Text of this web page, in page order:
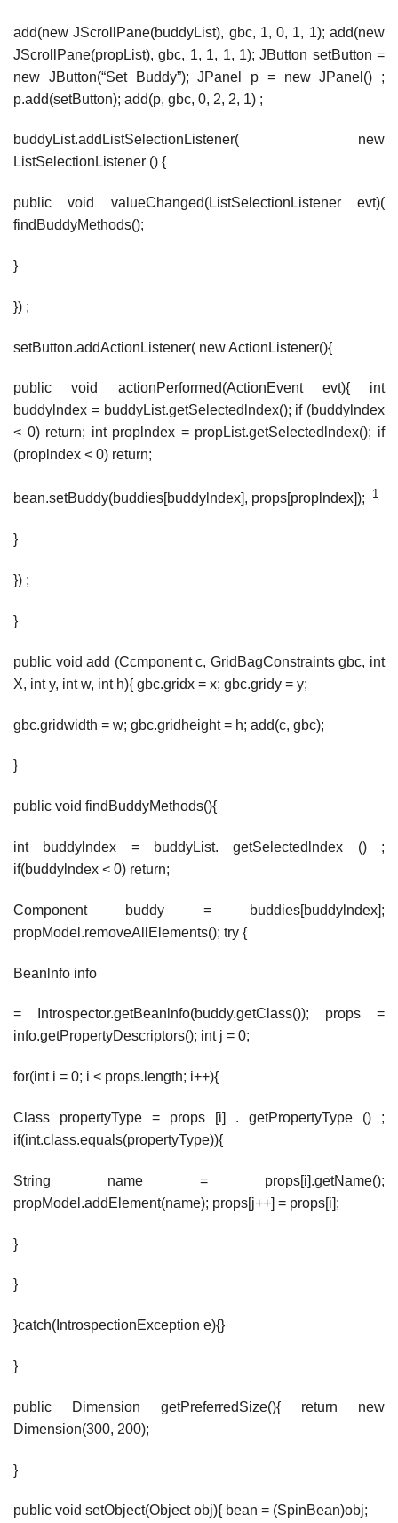
add(new JScrollPane(buddyList), gbc, 1, 0, 1, 1); add(new
JScrollPane(propList), gbc, 1, 1, 1, 1); JButton setButton =
new JButton(“Set Buddy”); JPanel p = new JPanel() ;
p.add(setButton); add(p, gbc, 0, 2, 2, 1) ;
buddyList.addListSelectionListener( new
ListSelectionListener () {
public void valueChanged(ListSelectionListener evt)(
findBuddyMethods();
}
}) ;
setButton.addActionListener( new ActionListener(){
public void actionPerformed(ActionEvent evt){ int
buddylndex = buddyList.getSelectedlndex(); if (buddylndex
< 0) return; int proplndex = propList.getSelectedlndex(); if
(proplndex < 0) return;
bean.setBuddy(buddies[buddylndex], props[proplndex]); 1
}
}) ;
}
public void add (Ccmponent c, GridBagConstraints gbc, int
X, int y, int w, int h){ gbc.gridx = x; gbc.gridy = y;
gbc.gridwidth = w; gbc.gridheight = h; add(c, gbc);
}
public void findBuddyMethods(){
int buddylndex = buddyList. getSelectedlndex () ;
if(buddylndex < 0) return;
Component buddy = buddies[buddylndex];
propModel.removeAllElements(); try {
Beanlnfo info
= Introspector.getBeanlnfo(buddy.getClass()); props =
info.getPropertyDescriptors(); int j = 0;
for(int i = 0; i < props.length; i++){
Class propertyType = props [i] . getPropertyType () ;
if(int.class.equals(propertyType)){
String name = props[i].getName();
propModel.addElement(name); props[j++] = props[i];
}
}
}catch(IntrospectionException e){}
}
public Dimension getPreferredSize(){ return new
Dimension(300, 200);
}
public void setObject(Object obj){ bean = (SpinBean)obj;